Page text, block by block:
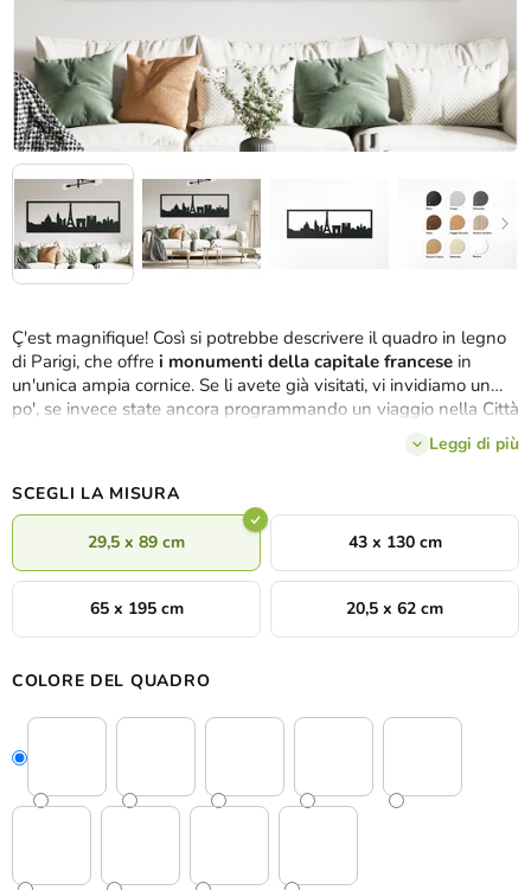
Ç'est magnifique! Così si potrebbe descrivere il quadro in legno
di Parigi, che offre i monumenti della capitale francese in
un'unica ampia cornice. Se li avete già visitati, vi invidiamo un
po', se invece state ancora programmando un viaggio nella Città
dell'amore, vi auguriamo bon voyage! In ogni caso, i meravigliosi
momenti della vostra visita in questa metropoli europea
di Parigi , che raffigura i monumenti storici in fila uno dietro
l'altro in
8 coloridecorativi.
Leggi di più
SCEGLI LA MISURA
29,5 x 89 cm 43 x 130 cm
65 x 195 cm 20,5 x 62 cm
COLORE DEL QUADRO